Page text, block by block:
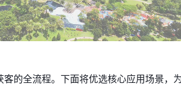
的全流程。下面将优选核心应用场景，